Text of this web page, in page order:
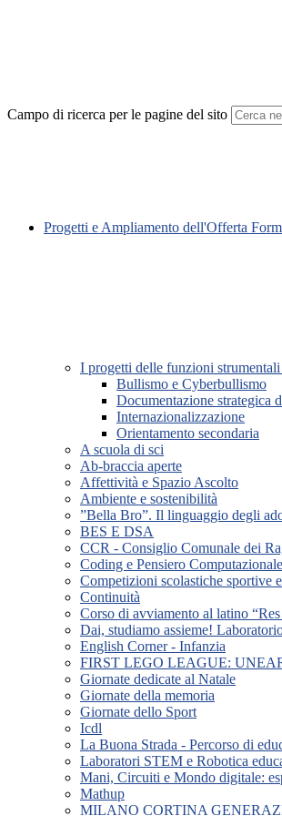
Campo di ricerca per le pagine del sito
Progetti e Ampliamento dell'Offerta
I progetti delle funzioni strumentali
Bullismo e Cyberbullismo
Documentazione strategica
Internazionalizzazione
Orientamento secondaria
A scuola di sci
Ab-braccia aperte
Affettività e Spazio Ascolto
Ambiente e sostenibilità
”Bella Bro”. Il linguaggio degli
BES E DSA
CCR - Consiglio Comunale dei
Coding e Pensiero Computazionale
Competizioni scolastiche sportive
Continuità
Corso di avviamento al latino
Dai, studiamo assieme!
English Corner - Infanzia
FIRST LEGO LEAGUE:
Giornate dedicate al Natale
Giornate della memoria
Giornate dello Sport
Icdl
La Buona Strada - Percorso di
Laboratori STEM e Robotica
Mani, Circuiti e Mondo digitale:
Mathup
MILANO CORTINA